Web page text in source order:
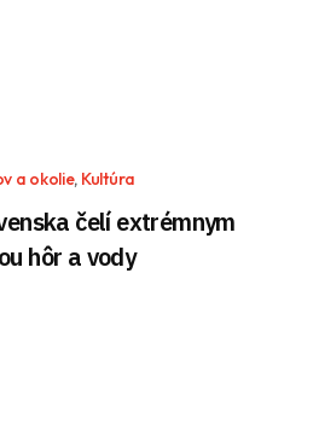
a okolie, Kultúra
čelí extrémnym
hôr a vody